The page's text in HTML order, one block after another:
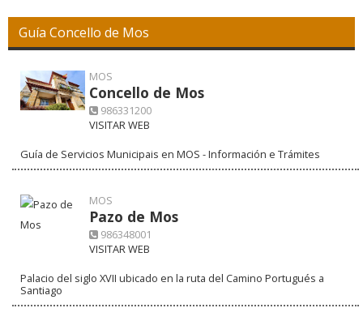
Guía Concello de Mos
MOS
Concello de Mos
986331200
VISITAR WEB
Guía de Servicios Municipais en MOS - Información e Trámites
MOS
Pazo de Mos
986348001
VISITAR WEB
Palacio del siglo XVII ubicado en la ruta del Camino Portugués a
Santiago